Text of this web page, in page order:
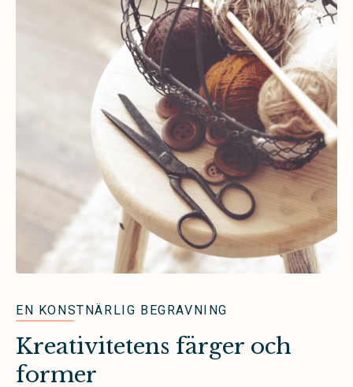
EN KONSTNÄRLIG BEGRAVNING
Kreativitetens färger och
former